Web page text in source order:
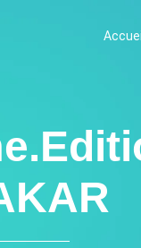
Accueil